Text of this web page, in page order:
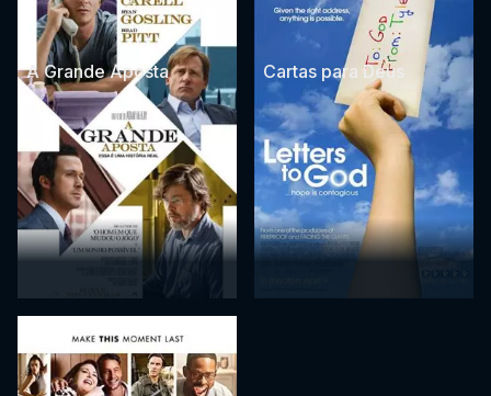
A Grande Aposta Cartas para Deus